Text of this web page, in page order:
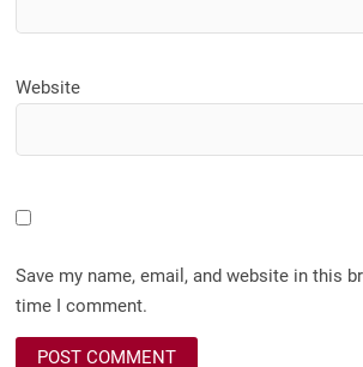
Website
Save my name, email, and website in this
time I comment.